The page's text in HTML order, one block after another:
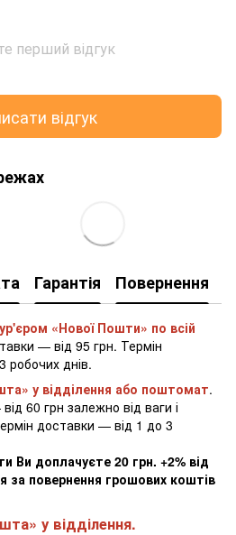
перший відгук
відгук
Гарантія Повернення
«Нової Пошти» по всій
— від 95 грн. Термін
робочих днів.
у відділення або поштомат.
60 грн залежно від ваги і
доставки — від 1 до 3
Ви доплачуєте 20 грн. +2% від
за повернення грошових коштів
у відділення.